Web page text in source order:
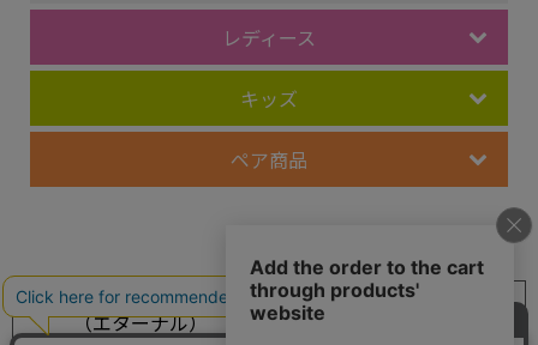
レディース
キッズ
ペア商品
MAJUN Eternal
（エターナル）
MAJUN Grasis